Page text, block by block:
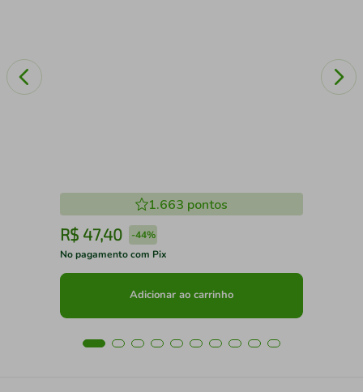
1.663 pontos
R$ 47,40 -44%
No pagamento com Pix
Adicionar ao carrinho